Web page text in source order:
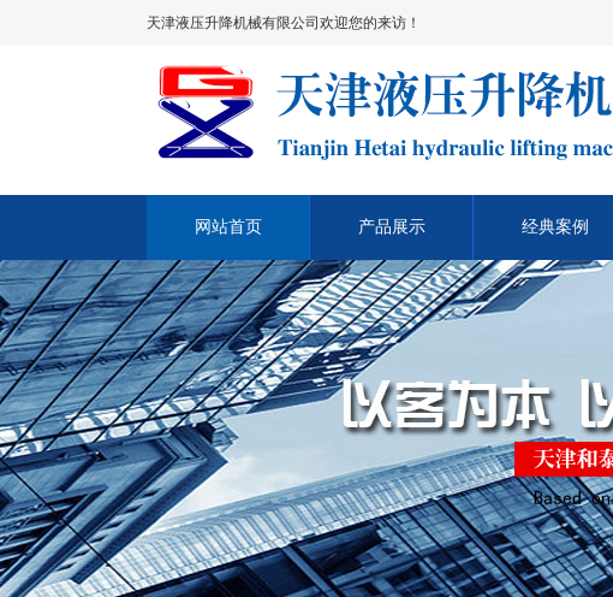
天津液压升降机械有限公司欢迎您的来访！
网站首页 产品展示 经典案例